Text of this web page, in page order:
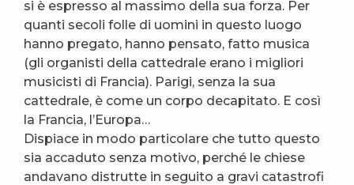
si è espresso al massimo della sua forza. Per
quanti secoli folle di uomini in questo luogo
hanno pregato, hanno pensato, fatto musica
(gli organisti della cattedrale erano i migliori
musicisti di Francia). Parigi, senza la sua
cattedrale, è come un corpo decapitato. E così
la Francia, l’Europa…
Dispiace in modo particolare che tutto questo
sia accaduto senza motivo, perché le chiese
andavano distrutte in seguito a gravi catastrofi